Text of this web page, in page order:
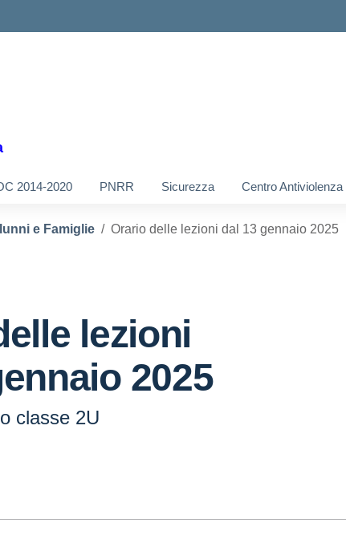
2014-2020 PNRR Sicurezza Centro
e Famiglie Orario delle lezioni dal 13 gennaio 2025
lezioni
2025
classe 2U